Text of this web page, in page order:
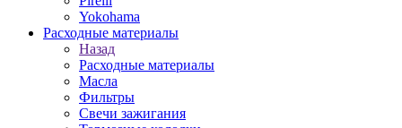
Yokohama
Расходные материалы
Назад
Расходные материалы
Масла
Фильтры
Свечи зажигания